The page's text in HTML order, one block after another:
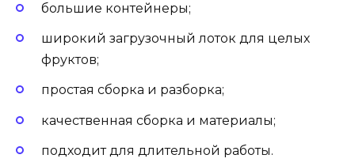
большие контейнеры;
широкий загрузочный лоток для целых
фруктов;
простая сборка и разборка;
качественная сборка и материалы;
подходит для длительной работы.